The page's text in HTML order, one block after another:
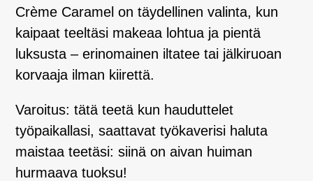
Crème Caramel on täydellinen valinta, kun
kaipaat teeltäsi makeaa lohtua ja pientä
luksusta – erinomainen iltatee tai jälkiruoan
korvaaja ilman kiirettä.
Varoitus: tätä teetä kun hauduttelet
työpaikallasi, saattavat työkaverisi haluta
maistaa teetäsi: siinä on aivan huiman
hurmaava tuoksu!